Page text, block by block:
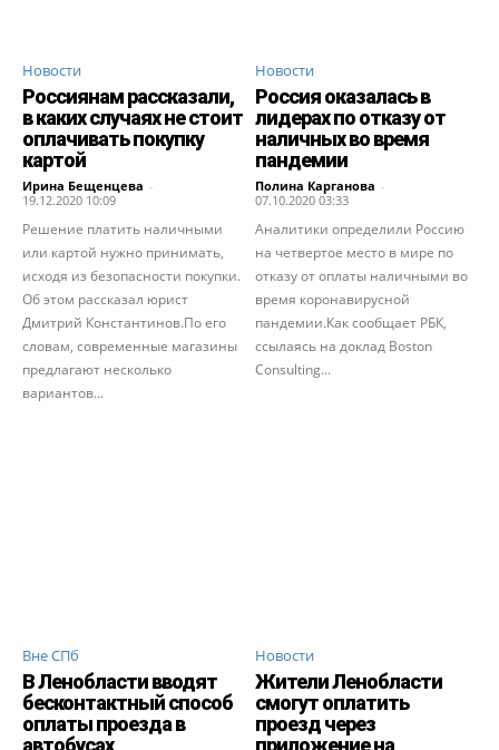
Новости
Россиянам рассказали,
в каких случаях не стоит
оплачивать покупку
картой
Ирина Бещенцева -
19.12.2020 10:09
Решение платить наличными
или картой нужно принимать,
исходя из безопасности покупки.
Об этом рассказал юрист
Дмитрий Константинов.По его
словам, современные магазины
предлагают несколько
вариантов...
Новости
Россия оказалась в
лидерах по отказу от
наличных во время
пандемии
Полина Карганова -
07.10.2020 03:33
Аналитики определили Россию
на четвертое место в мире по
отказу от оплаты наличными во
время коронавирусной
пандемии.Как сообщает РБК,
ссылаясь на доклад Boston
Consulting...
Вне СПб
В Ленобласти вводят
бесконтактный способ
оплаты проезда в
автобусах
Новости
Жители Ленобласти
смогут оплатить
проезд через
приложение на